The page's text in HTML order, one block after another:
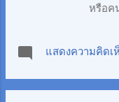
หรือค
"เที่
เพชร
ได้คืน
แสดงความคิดเ